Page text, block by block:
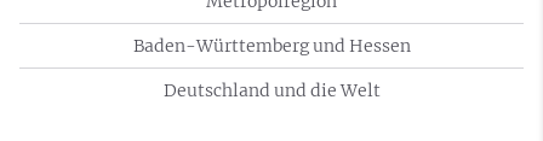
Baden-Württemberg und Hessen
Deutschland und die Welt